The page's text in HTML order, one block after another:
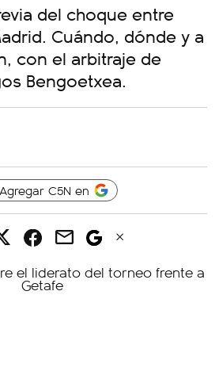
del choque entre
Cuándo, dónde y a
con el arbitraje de
Bengoetxea.
Agregar C5N en